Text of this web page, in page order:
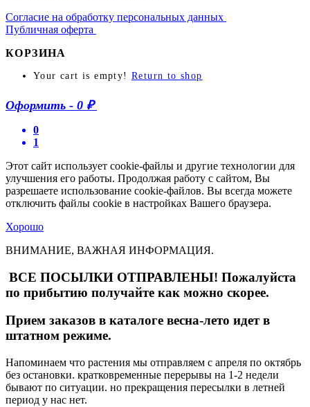
Согласие на обработку персональных данных
Публичная оферта
КОРЗИНА
Your cart is empty! Return to shop
Оформить - 0 ₽
0
1
Этот сайт использует cookie-файлы и другие технологии для
улучшения его работы. Продолжая работу с сайтом, Вы
разрешаете использование cookie-файлов. Вы всегда можете
отключить файлы cookie в настройках Вашего браузера.
Хорошо
ВНИМАНИЕ, ВАЖНАЯ ИНФОРМАЦИЯ.
ВСЕ ПОСЫЛКИ ОТПРАВЛЕНЫ! Пожалуйста
по прибытию получайте как можно скорее.
Прием заказов в каталоге весна-лето идет в
штатном режиме.
Напоминаем что растения мы отправляем с апреля по октябрь
без остановки. кратковременные перерывы на 1-2 недели
бывают по ситуации. но прекращения пересылки в летней
период у нас нет.